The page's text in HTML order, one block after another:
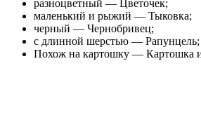
разноцветный — Цветочек;
маленький и рыжий — Тыковка;
черный — Чернобривец;
с длинной шерстью — Рапунцель;
Похож на картошку — Картошка